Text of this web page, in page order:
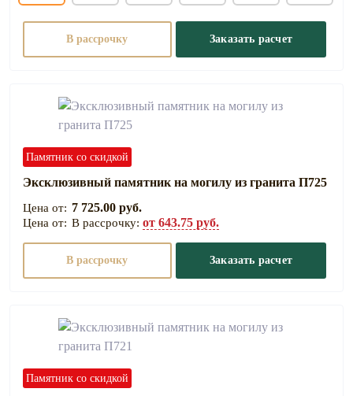
В рассрочку Заказать расчет
Памятник со скидкой
Эксклюзивный памятник на могилу из гранита П725
7 725.00 руб.
В рассрочку: от 643.75 руб.
В рассрочку Заказать расчет
Памятник со скидкой